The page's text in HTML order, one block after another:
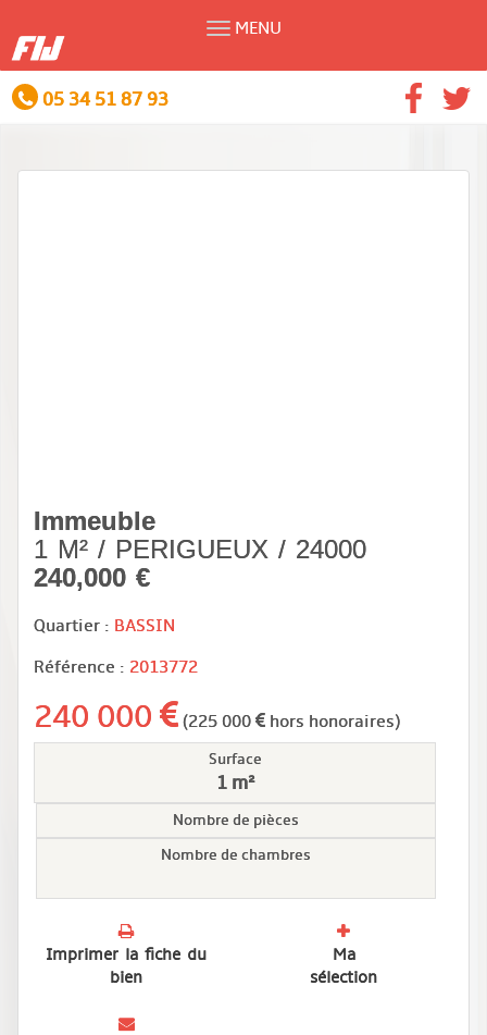
MENU
05 34 51 87 93
Immeuble
1 M² / PERIGUEUX / 24000
240,000 €
Quartier : BASSIN
Référence : 2013772
240 000 (225 000 hors honoraires)
Surface
1 m²
Nombre de pièces
Nombre de chambres
Imprimer la fiche du
bien
Ma
sélection